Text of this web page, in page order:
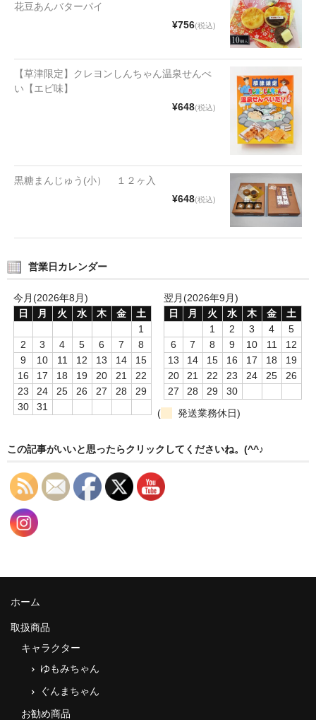
文具・雑貨
衣類
会社情報
お問合せ
送料のご案内
スタッフブログ
草津Tip店
花豆あんバターパイ
¥756(税込)
【草津限定】クレヨンしんちゃん温泉せんべ
い【エビ味】
¥648(税込)
黒糖まんじゅう(小） １２ヶ入
¥648(税込)
営業日カレンダー
今月(2026年8月)
日
月 火 水 木 金
土
1
2
3 4 5 6 7
8
9
10 11 12 13 14
15
16
17 18 19 20 21
22
23
24 25 26 27 28
29
30
31
翌月(2026年9月)
日
月 火 水 木 金
土
1
2 3 4
5
6
7 8 9 10 11
12
13
14 15 16 17 18
19
20
21 22 23 24 25
26
27
28 29
30
(
発送業務休日)
この記事がいいと思ったらクリックしてくださいね。(^^♪
ホーム
取扱商品
キャラクター
ゆもみちゃん
ぐんまちゃん
お勧め商品